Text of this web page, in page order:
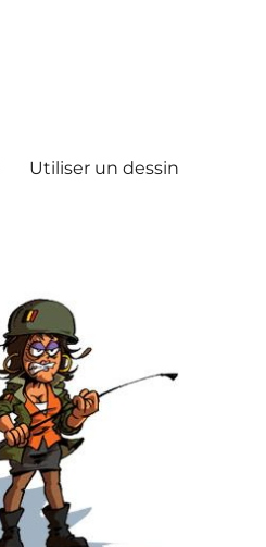
Utiliser un dessin